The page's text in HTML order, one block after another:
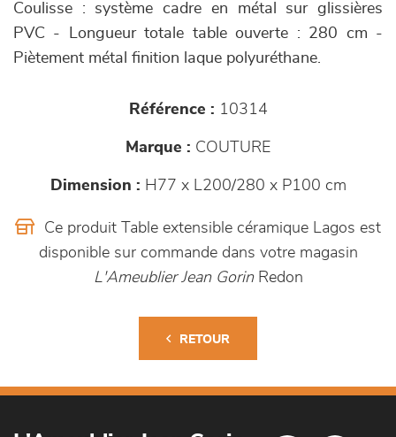
Coulisse : système cadre en métal sur glissières
PVC - Longueur totale table ouverte : 280 cm -
Piètement métal finition laque polyuréthane.
Référence : 10314
Marque : COUTURE
Dimension : H77 x L200/280 x P100 cm
Ce produit Table extensible céramique Lagos est
disponible sur commande dans votre magasin
L'Ameublier Jean GorinRedon
RETOUR